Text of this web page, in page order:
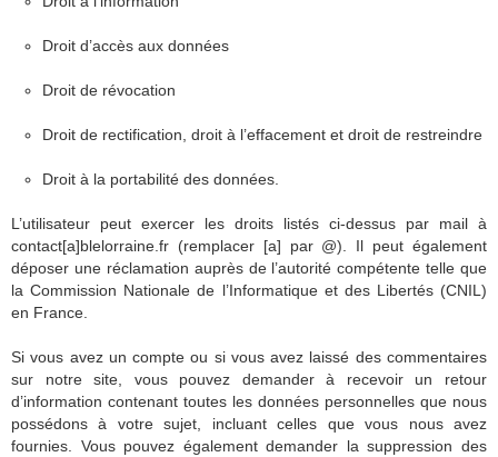
Droit d’accès aux données
Droit de révocation
Droit de rectification, droit à l’effacement et droit de restreindre
Droit à la portabilité des données.
L’utilisateur peut exercer les droits listés ci-dessus par mail à
contact[a]blelorraine.fr (remplacer [a] par @). Il peut également
déposer une réclamation auprès de l’autorité compétente telle que
la Commission Nationale de l’Informatique et des Libertés (CNIL)
en France.
Si vous avez un compte ou si vous avez laissé des commentaires
sur notre site, vous pouvez demander à recevoir un retour
d’information contenant toutes les données personnelles que nous
possédons à votre sujet, incluant celles que vous nous avez
fournies. Vous pouvez également demander la suppression des